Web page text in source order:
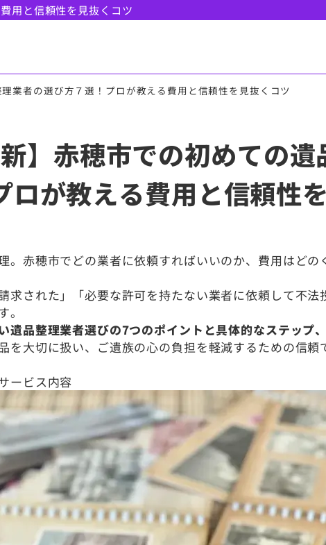
用と信頼性を見抜くコツ
業者の選び方７選！プロが教える費用と信頼性を見抜くコツ
】赤穂市での初めての
ロが教える費用と信頼性
。赤穂市でどの業者に依頼すればいいのか、費用はどの
求された」「必要な許可を持たない業者に依頼して不
遺品整理業者選びの7つのポイントと具体的なステップ
を大切に扱い、ご遺族の心の負担を軽減するための信
ービス内容